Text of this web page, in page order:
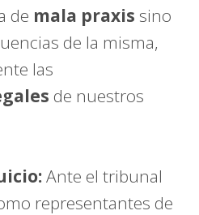
de mala praxis sino
de la misma,
las
de nuestros
Ante el tribunal
representantes de